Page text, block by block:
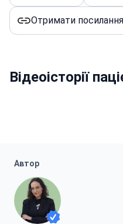
Отримати посилання
Відеоісторії
Автор